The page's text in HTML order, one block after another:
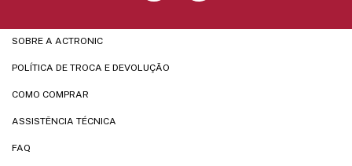
SOBRE A ACTRONIC
POLÍTICA DE TROCA E DEVOLUÇÃO
COMO COMPRAR
ASSISTÊNCIA TÉCNICA
FAQ